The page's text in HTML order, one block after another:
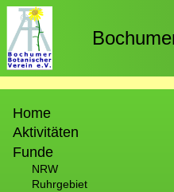
Direkt
zum
Inhalt
Home
Aktivitäten
Funde
NRW
Ruhrgebiet